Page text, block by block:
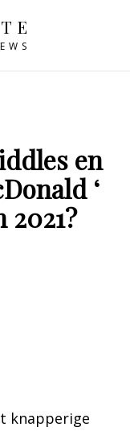
en
‘
knapperige